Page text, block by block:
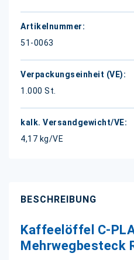
51-0063
1.000 St.
4,17 kg/VE
BESCHREIBUNG
Kaffeelöffel C-
Mehrwegbesteck